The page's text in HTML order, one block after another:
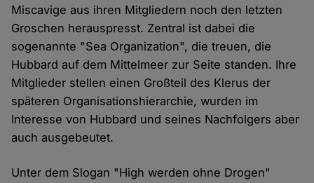
Miscavige aus ihren Mitgliedern noch den letzten
Groschen herauspresst. Zentral ist dabei die
sogenannte "Sea Organization", die treuen, die
Hubbard auf dem Mittelmeer zur Seite standen. Ihre
Mitglieder stellen einen Großteil des Klerus der
späteren Organisationshierarchie, wurden im
Interesse von Hubbard und seines Nachfolgers aber
auch ausgebeutet.
Unter dem Slogan "High werden ohne Drogen"